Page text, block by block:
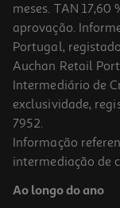
Pastilhas Trident
51.32 €/Kg
meses. TAN
aprovação.
Portugal,
Auchan Retail
Intermediário de
exclusividade,
7952.
Informação
intermediação de
Ao longo do ano